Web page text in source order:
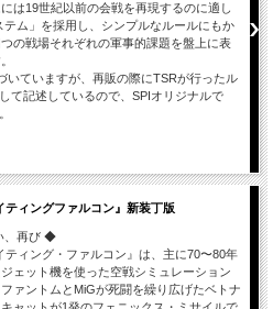
は19世紀以前の会戦を再現するのに適し
テム」を採用し、シンプルなルールにもか
の戦場それぞれの軍事的課題を盤上に表
いていますが、再販の際にTSRが行ったル
て記述しているので、SPIオリジナルで
ティングファルコン』新装丁版
、再び ◆
ティング・ファルコン』は、主に70〜80年
ェット機を使った空戦シミュレーション
ァントムとMiGが死闘を繰り広げたベトナ